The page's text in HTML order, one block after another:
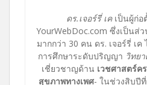
ดร.เจอร์รี่ เคเป็นผู้ก่อ
YourWebDoc.com ซึ่งเป็นส่
มากกว่า 30 คน ดร. เจอร์รี่ เ
การศึกษาระดับปริญญา วิทย
เชี่ยวชาญด้าน เวชศาสตร์ค
สุขภาพทางเพศ- ในช่วงสิบปีที่